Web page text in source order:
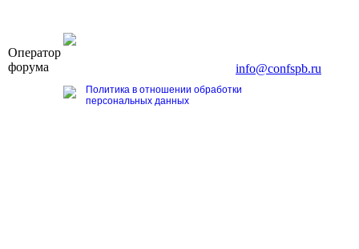
Оператор
форума
info@confspb.ru
Политика в отношении обработки
персональных данных